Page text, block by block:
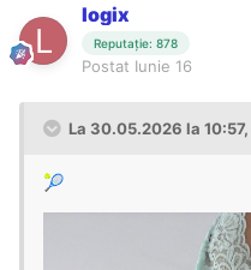
logix
Reputație: 878
Postat Iunie 16
La 30.05.2026 la 10:57,
🎾